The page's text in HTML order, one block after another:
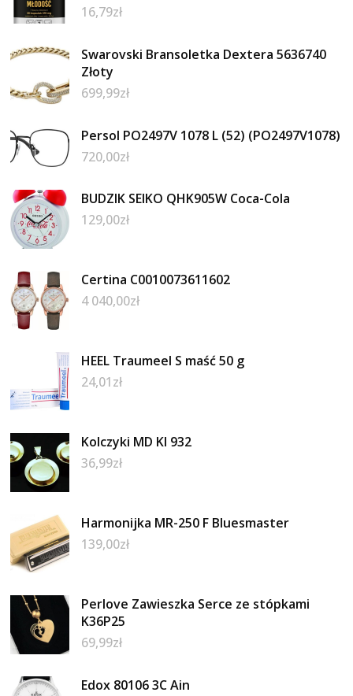
16,79zł
Swarovski Bransoletka Dextera 5636740
Złoty
699,99zł
Persol PO2497V 1078 L (52) (PO2497V1078)
720,00zł
BUDZIK SEIKO QHK905W Coca-Cola
129,00zł
Certina C0010073611602
4 040,00zł
HEEL Traumeel S maść 50 g
24,01zł
Kolczyki MD KI 932
36,99zł
Harmonijka MR-250 F Bluesmaster
139,00zł
Perlove Zawieszka Serce ze stópkami
K36P25
69,99zł
Edox 80106 3C Ain